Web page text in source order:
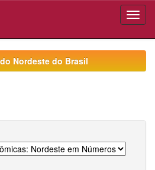
Nordeste do Brasil